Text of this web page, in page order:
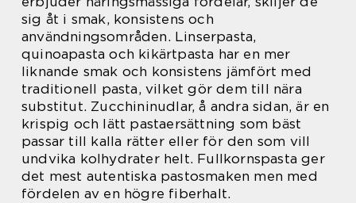
sig åt i smak, konsistens och
användningsområden. Linserpasta,
quinoapasta och kikärtpasta har en mer
liknande smak och konsistens jämfört med
traditionell pasta, vilket gör dem till nära
substitut. Zucchininudlar, å andra sidan, är en
krispig och lätt pastaersättning som bäst
passar till kalla rätter eller för den som vill
undvika kolhydrater helt. Fullkornspasta ger
det mest autentiska pastosmaken men med
fördelen av en högre fiberhalt.